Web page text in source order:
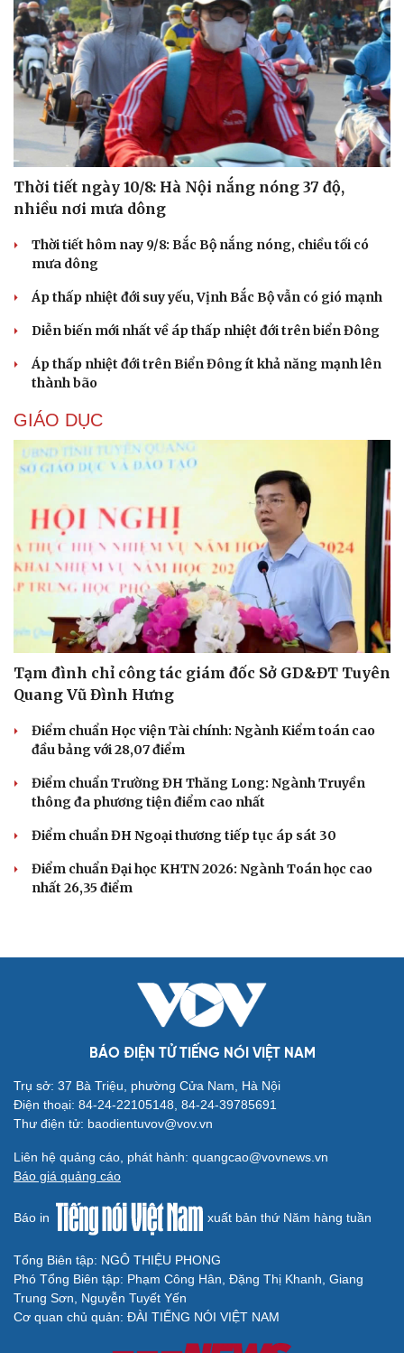
Cải chính
Thời tiết ngày 10/8: Hà Nội nắng nóng 37 độ,
nhiều nơi mưa dông
Thời tiết hôm nay 9/8: Bắc Bộ nắng nóng, chiều tối có
mưa dông
Áp thấp nhiệt đới suy yếu, Vịnh Bắc Bộ vẫn có gió mạnh
Diễn biến mới nhất về áp thấp nhiệt đới trên biển Đông
Áp thấp nhiệt đới trên Biển Đông ít khả năng mạnh lên
thành bão
GIÁO DỤC
Tạm đình chỉ công tác giám đốc Sở GD&ĐT Tuyên
Quang Vũ Đình Hưng
Điểm chuẩn Học viện Tài chính: Ngành Kiểm toán cao
đầu bảng với 28,07 điểm
Điểm chuẩn Trường ĐH Thăng Long: Ngành Truyền
thông đa phương tiện điểm cao nhất
Điểm chuẩn ĐH Ngoại thương tiếp tục áp sát 30
Điểm chuẩn Đại học KHTN 2026: Ngành Toán học cao
nhất 26,35 điểm
BÁO ĐIỆN TỬ TIẾNG NÓI VIỆT NAM
Trụ sở: 37 Bà Triệu, phường Cửa Nam, Hà Nội
Điện thoại: 84-24-22105148, 84-24-39785691
Thư điện tử: baodientuvov@vov.vn
Liên hệ quảng cáo, phát hành: quangcao@vovnews.vn
Báo giá quảng cáo
Báo in xuất bản thứ Năm hàng tuần
Tổng Biên tập: NGÔ THIỆU PHONG
Phó Tổng Biên tập: Phạm Công Hân, Đặng Thị Khanh, Giang
Trung Sơn, Nguyễn Tuyết Yến
Cơ quan chủ quản: ĐÀI TIẾNG NÓI VIỆT NAM